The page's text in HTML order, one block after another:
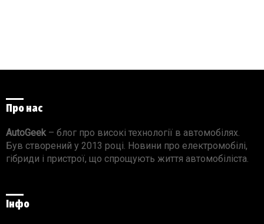
Про нас
AutoGeek– блог про високі технології в автомобілях.
Був створений у 2013 році. Новини про електромобілі,
гібриди і пристрої, що спрощують життя автомобіліста.
Інфо